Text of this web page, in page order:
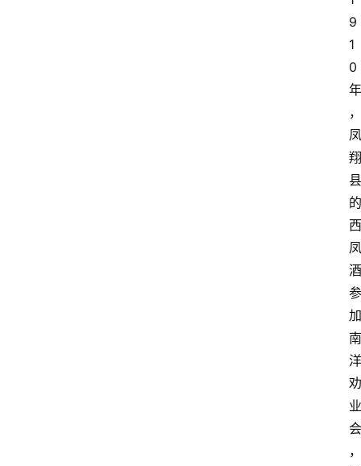
9
1
0
年
，
凤
翔
县
的
西
凤
酒
参
加
南
洋
劝
业
会
，